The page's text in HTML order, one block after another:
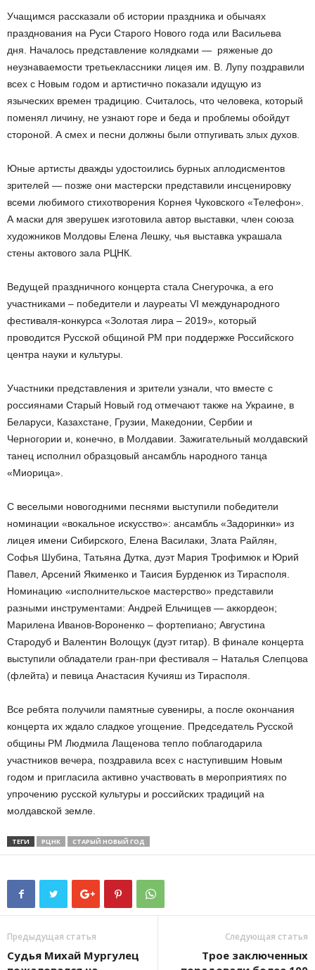
Учащимся рассказали об истории праздника и обычаях
празднования на Руси Старого Нового года или Васильева
дня. Началось представление колядками — ряженые до
неузнаваемости третьеклассники лицея им. В. Лупу поздравили
всех с Новым годом и артистично показали идущую из
языческих времен традицию. Считалось, что человека, который
поменял личину, не узнают горе и беда и проблемы обойдут
стороной. А смех и песни должны были отпугивать злых духов.
Юные артисты дважды удостоились бурных аплодисментов
зрителей — позже они мастерски представили инсценировку
всеми любимого стихотворения Корнея Чуковского «Телефон».
А маски для зверушек изготовила автор выставки, член союза
художников Молдовы Елена Лешку, чья выставка украшала
стены актового зала РЦНК.
Ведущей праздничного концерта стала Снегурочка, а его
участниками – победители и лауреаты VI международного
фестиваля-конкурса «Золотая лира – 2019», который
проводится Русской общиной РМ при поддержке Российского
центра науки и культуры.
Участники представления и зрители узнали, что вместе с
россиянами Старый Новый год отмечают также на Украине, в
Беларуси, Казахстане, Грузии, Македонии, Сербии и
Черногории и, конечно, в Молдавии. Зажигательный молдавский
танец исполнил образцовый ансамбль народного танца
«Миорица».
С веселыми новогодними песнями выступили победители
номинации «вокальное искусство»: ансамбль «Задоринки» из
лицея имени Сибирского, Елена Василаки, Злата Райлян,
Софья Шубина, Татьяна Дутка, дуэт Мария Трофимюк и Юрий
Павел, Арсений Якименко и Таисия Бурденюк из Тирасполя.
Номинацию «исполнительское мастерство» представили
разными инструментами: Андрей Ельчищев — аккордеон;
Марилена Иванов-Вороненко – фортепиано; Августина
Стародуб и Валентин Волощук (дуэт гитар). В финале концерта
выступили обладатели гран-при фестиваля – Наталья Слепцова
(флейта) и певица Анастасия Кучияш из Тирасполя.
Все ребята получили памятные сувениры, а после окончания
концерта их ждало сладкое угощение. Председатель Русской
общины РМ Людмила Лащенова тепло поблагодарила
участников вечера, поздравила всех с наступившим Новым
годом и пригласила активно участвовать в мероприятиях по
упрочению русской культуры и российских традиций на
молдавской земле.
ТЕГИ РЦНК СТАРЫЙ НОВЫЙ ГОД
Предыдущая статья
Судья Михай Мургулец
Следующая статья
Трое заключенных